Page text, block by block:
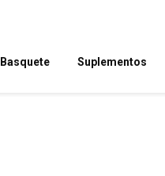
Basquete Suplementos